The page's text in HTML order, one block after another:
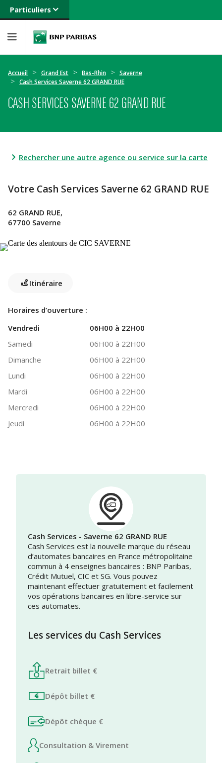
Particuliers
Banque privée
Entreprises
Accueil Grand Est Bas-Rhin
Saverne
Cash Services Saverne 62 GRAND RUE
CASH SERVICES SAVERNE 62 GRAND RUE
Rechercher une autre agence ou service sur la carte
Votre Cash Services Saverne 62 GRAND RUE
62 GRAND RUE,
67700 Saverne
Itinéraire
Horaires d’ouverture :
Vendredi
06H00 à 22H00
Samedi
06H00 à 22H00
Dimanche
06H00 à 22H00
Lundi
06H00 à 22H00
Mardi
06H00 à 22H00
Mercredi
06H00 à 22H00
Jeudi
06H00 à 22H00
Cash Services - Saverne 62 GRAND RUE
Cash Services est la nouvelle marque du réseau
d’automates bancaires en France métropolitaine
commun à 4 enseignes bancaires : BNP Paribas,
Crédit Mutuel, CIC et SG. Vous pouvez
maintenant effectuer gratuitement et facilement
vos opérations bancaires en libre-service sur
ces automates.
Les services du Cash Services
Retrait billet €
Dépôt billet €
Dépôt chèque €
Consultation & Virement